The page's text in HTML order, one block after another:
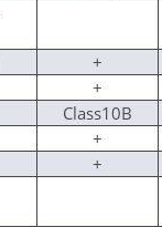
+
+
Class10B
+
+